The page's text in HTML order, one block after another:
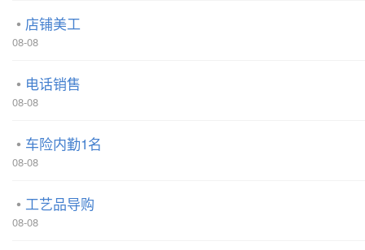
店铺美工
08-08
电话销售
08-08
车险内勤1名
08-08
工艺品导购
08-08